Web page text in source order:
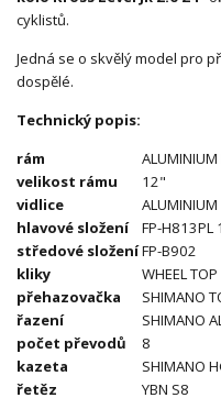
cyklistů.
Jedná se o skvělý model pro
dospělé.
Technický popis:
rám
ALUMINIUM
velikost rámu
12"
vidlice
ALUMINIUM
hlavové složení
FP-H813PL
středové složeníFP-B902
kliky
WHEEL
přehazovačka
SHIMANO
řazení
SHIMANO
počet převodů
8
kazeta
SHIMANO
řetěz
YBN S8